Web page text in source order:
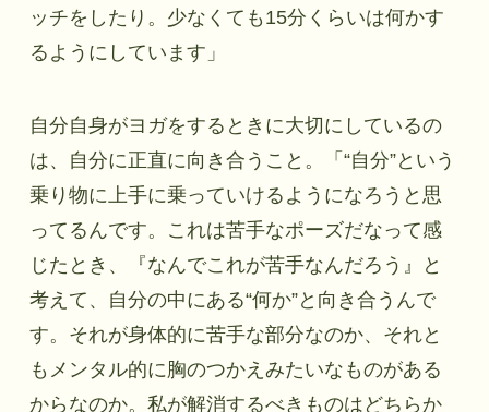
ッチをしたり。少なくても15分くらいは何かす
るようにしています」
自分自身がヨガをするときに大切にしているの
は、自分に正直に向き合うこと。「“自分”という
乗り物に上手に乗っていけるようになろうと思
ってるんです。これは苦手なポーズだなって感
じたとき、『なんでこれが苦手なんだろう』と
考えて、自分の中にある“何か”と向き合うんで
す。それが身体的に苦手な部分なのか、それと
もメンタル的に胸のつかえみたいなものがある
からなのか。私が解消するべきものはどちらか